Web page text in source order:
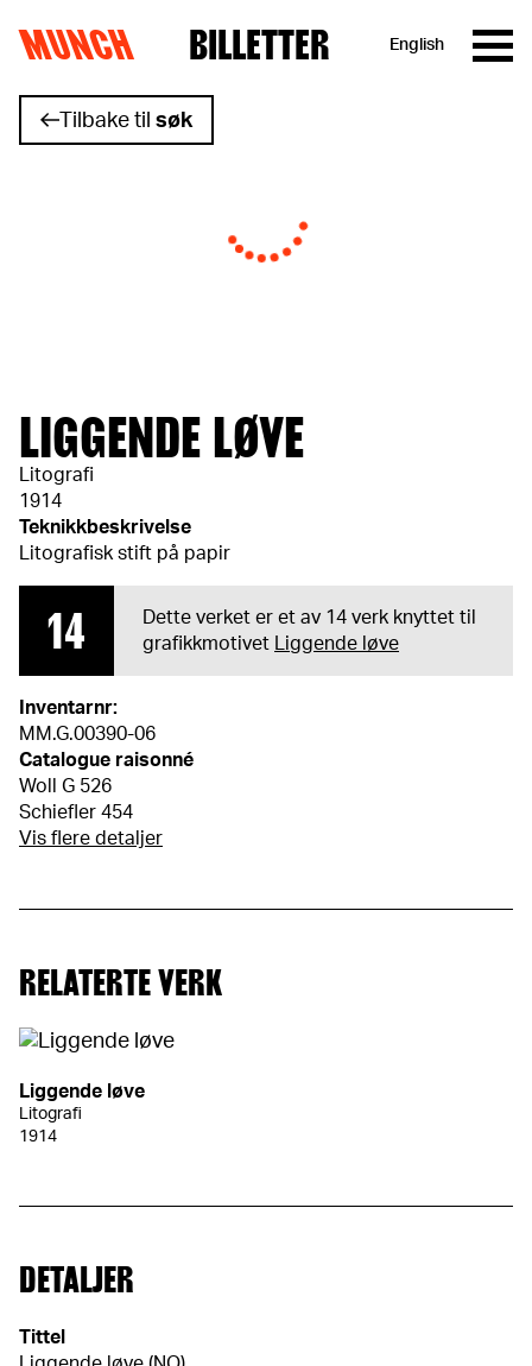
Hopp til innhold
MUNCH BILLETTER English
Tilbake til søk
LIGGENDE LØVE
Litografi
1914
Teknikkbeskrivelse
Litografisk stift på papir
14
Dette verket er et av 14 verk knyttet til
grafikkmotivet
Liggende løve
Inventarnr:
MM.G.00390-06
Catalogue raisonné
Woll G 526
Schiefler 454
Vis flere detaljer
RELATERTE VERK
Liggende løve
Litografi
1914
DETALJER
Tittel